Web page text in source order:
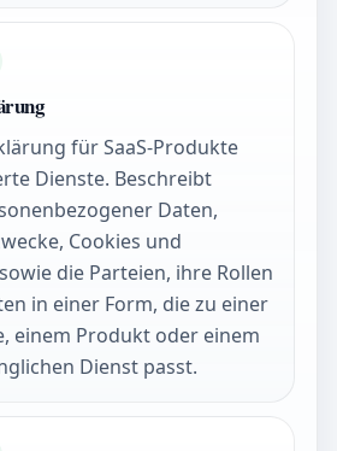
für SaaS-Produkte
Dienste. Beschreibt
Daten,
Cookies und
die Parteien, ihre Rollen
in einer Form, die zu einer
einem Produkt oder einem
Dienst passt.